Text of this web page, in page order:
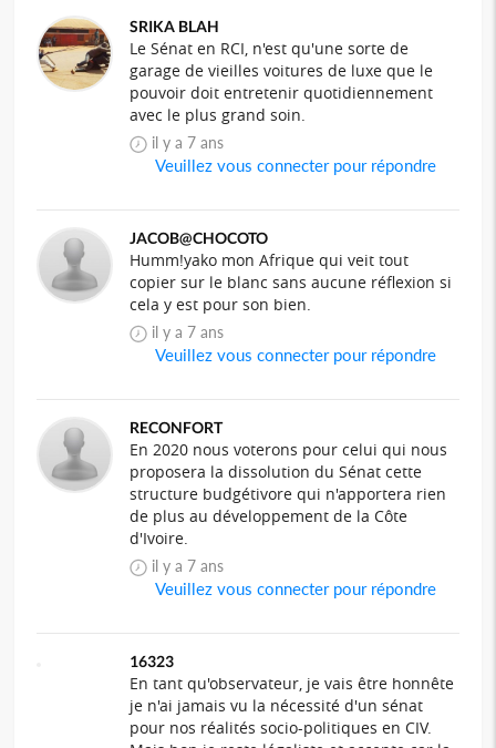
SRIKA BLAH
Le Sénat en RCI, n'est qu'une sorte de
garage de vieilles voitures de luxe que le
pouvoir doit entretenir quotidiennement
avec le plus grand soin.
il y a 7 ans
Veuillez vous connecter pour répondre
JACOB@CHOCOTO
Humm!yako mon Afrique qui veit tout
copier sur le blanc sans aucune réflexion si
cela y est pour son bien.
il y a 7 ans
Veuillez vous connecter pour répondre
RECONFORT
En 2020 nous voterons pour celui qui nous
proposera la dissolution du Sénat cette
structure budgétivore qui n'apportera rien
de plus au développement de la Côte
d'Ivoire.
il y a 7 ans
Veuillez vous connecter pour répondre
16323
En tant qu'observateur, je vais être honnête
je n'ai jamais vu la nécessité d'un sénat
pour nos réalités socio-politiques en CIV.